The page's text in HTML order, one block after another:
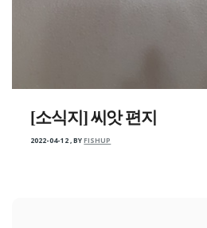
[소식지] 씨앗 편지
2022-04-12,BYFISHUP